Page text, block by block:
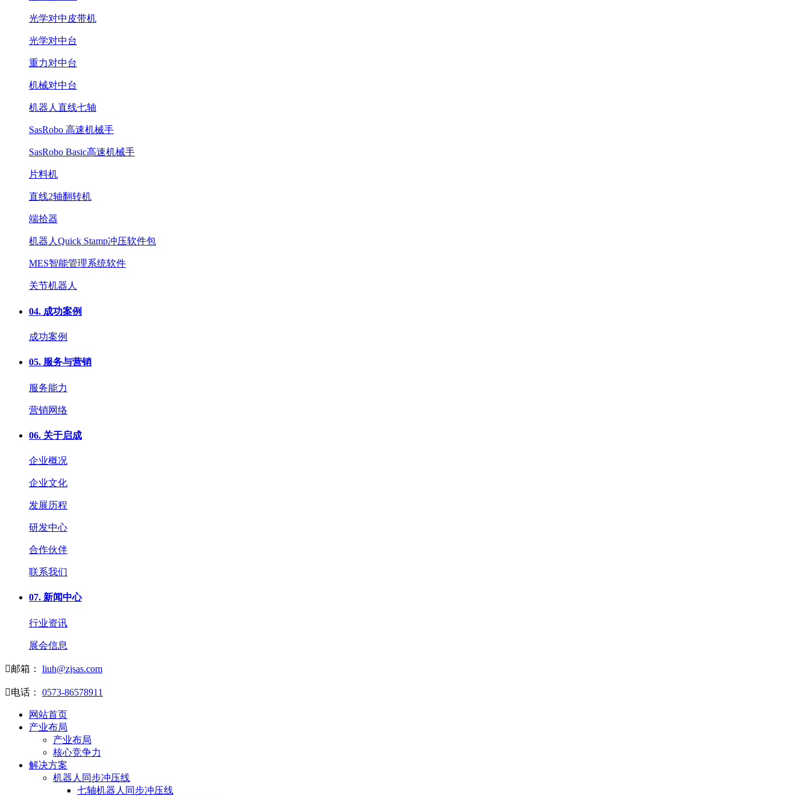
光学对中皮带机
光学对中台
重力对中台
机械对中台
机器人直线七轴
SasRobo 高速机械手
SasRobo Basic高速机械手
片料机
直线2轴翻转机
端拾器
机器人Quick Stamp冲压软件包
MES智能管理系统软件
关节机器人
04. 成功案例
成功案例
05. 服务与营销
服务能力
营销网络
06. 关于启成
企业概况
企业文化
发展历程
研发中心
合作伙伴
联系我们
07. 新闻中心
行业资讯
展会信息
邮箱： liuh@zjsas.com
电话： 0573-86578911
网站首页
产业布局
产业布局
核心竞争力
解决方案
机器人同步冲压线
七轴机器人同步冲压线